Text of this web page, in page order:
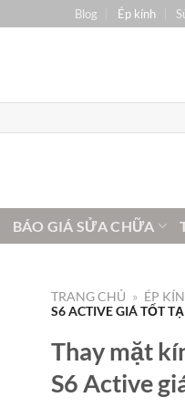
Blog Ép kính
BÁO GIÁ SỬA CHỮA
TRANG CHỦ » ÉP
S6 ACTIVE GIÁ TỐT
Thay mặt
S6 Active